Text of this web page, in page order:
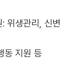
위생관리, 신변
동 지원 등